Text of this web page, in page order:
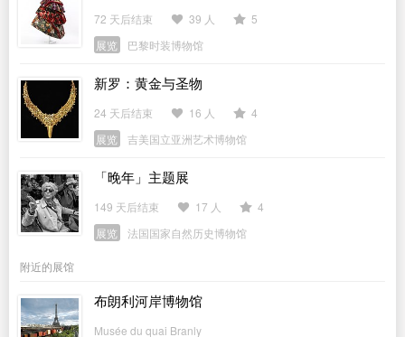
72 天后结束 39 人
5
展览
巴黎时装博物馆
新罗：黄金与圣物
24 天后结束 16 人
4
展览
吉美国立亚洲艺术博物馆
「晚年」主题展
149 天后结束 17 人
4
展览
法国国家自然历史博物馆
附近的展馆
布朗利河岸博物馆
Musée du quai Branly